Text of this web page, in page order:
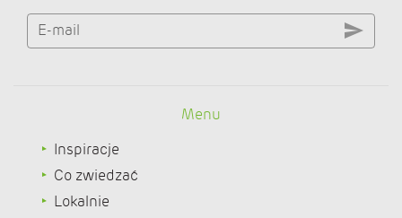
E-mail
Menu
Inspiracje
Co zwiedzać
Lokalnie